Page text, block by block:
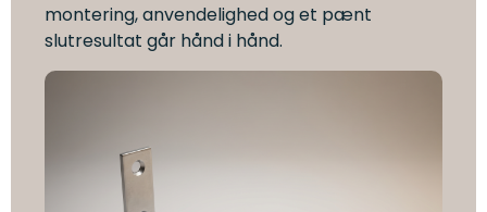
montering, anvendelighed og et pænt
slutresultat går hånd i hånd.